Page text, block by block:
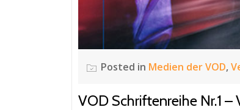
Posted in Medien der VOD,
VOD Schriftenreihe Nr.1